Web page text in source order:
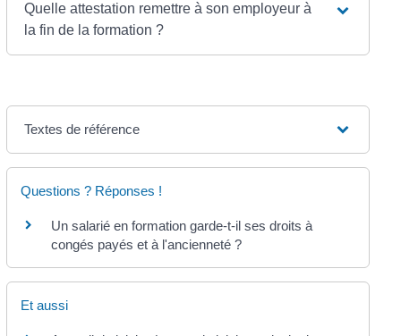
Quelle attestation remettre à son employeur à
la fin de la formation ?
Textes de référence
Questions ? Réponses !
Un salarié en formation garde-t-il ses droits à
congés payés et à l'ancienneté ?
Et aussi